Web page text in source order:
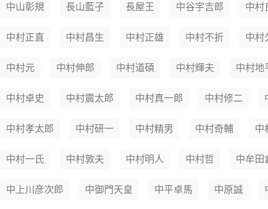
中山彰規 長山藍子 長屋王 中谷宇吉郎 中村
中村正直 中村昌生 中村正雄 中村不折 中村
中村元 中村伸郎 中村道碩 中村輝夫 中村地
中村卓史 中村震太郎 中村真一郎 中村修二
中村孝太郎 中村研一 中村精男 中村奇輔 中
中村一氏 中村敦夫 中村明人 中村哲 中牟田
中上川彦次郎 中御門天皇 中平卓馬 中原誠